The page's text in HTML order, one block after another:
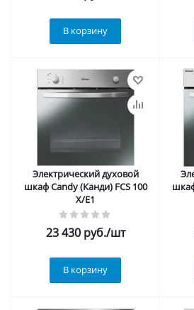
В корзину
Электрический духовой
шкаф Candy (Канди) FCS 100
X/E1
23 430руб./шт
В корзину